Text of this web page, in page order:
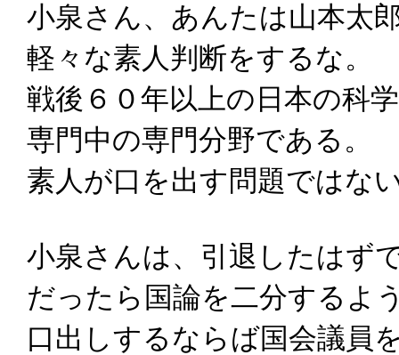
小泉さん、あんたは山本太
軽々な素人判断をするな。
戦後６０年以上の日本の科
専門中の専門分野である。
素人が口を出す問題ではな
小泉さんは、引退したはず
だったら国論を二分するよ
口出しするならば国会議員